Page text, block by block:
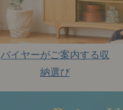
バイヤーがご案内する収
納選び